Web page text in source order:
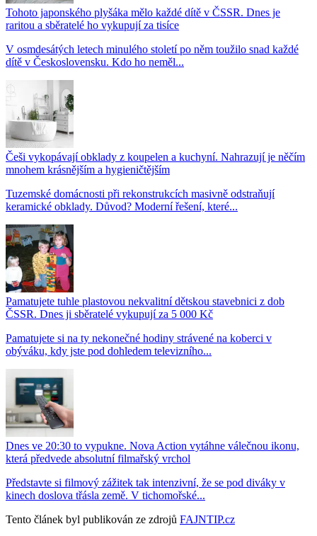
Tohoto japonského plyšáka mělo každé dítě v ČSSR. Dnes je
raritou a sběratelé ho vykupují za tisíce
V osmdesátých letech minulého století po něm toužilo snad každé
dítě v Československu. Kdo ho neměl...
Češi vykopávají obklady z koupelen a kuchyní. Nahrazují je něčím
mnohem krásnějším a hygieničtějším
Tuzemské domácnosti při rekonstrukcích masivně odstraňují
keramické obklady. Důvod? Moderní řešení, které...
Pamatujete tuhle plastovou nekvalitní dětskou stavebnici z dob
ČSSR. Dnes ji sběratelé vykupují za 5 000 Kč
Pamatujete si na ty nekonečné hodiny strávené na koberci v
obýváku, kdy jste pod dohledem televizního...
Dnes ve 20:30 to vypukne. Nova Action vytáhne válečnou ikonu,
která předvede absolutní filmařský vrchol
Představte si filmový zážitek tak intenzivní, že se pod diváky v
kinech doslova třásla země. V tichomořské...
Tento článek byl publikován ze zdrojů FAJNTIP.cz